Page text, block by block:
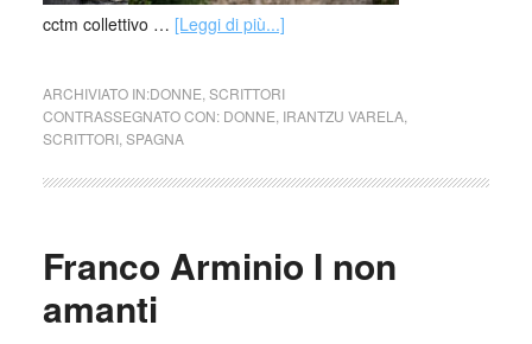
cctm collettivo … [Leggi di più...]
ARCHIVIATO IN:DONNE SCRITTORI
CONTRASSEGNATO CON: DONNE IRANTZU VARELA,
SCRITTORI, SPAGNA
Franco Arminio I non
amanti